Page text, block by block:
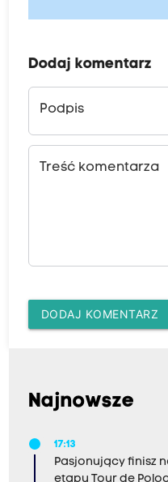
Dodaj komentarz
Podpis
Treść komentarza
DODAJ KOMENTARZ
Najnowsze
17:13
Pasjonujący finisz
etapu Tour de